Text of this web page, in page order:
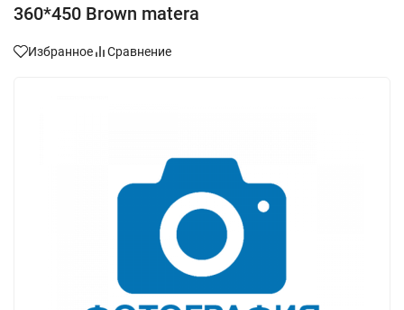
360*450 Brown matera
Избранное Сравнение